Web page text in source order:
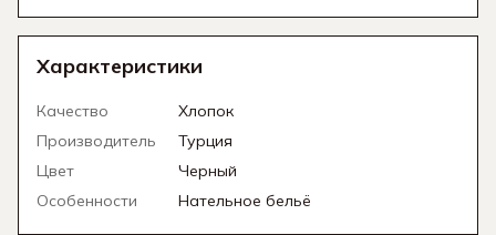
Характеристики
Качество
Хлопок
Производитель
Турция
Цвет
Черный
Особенности
Нательное бельё